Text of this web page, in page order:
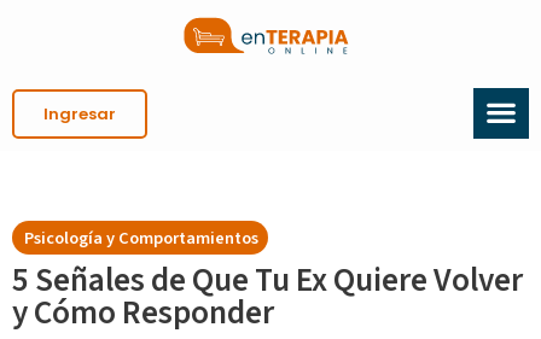
Ingresar
Psicología y Comportamientos
5 Señales de Que Tu Ex Quiere Volver
y Cómo Responder